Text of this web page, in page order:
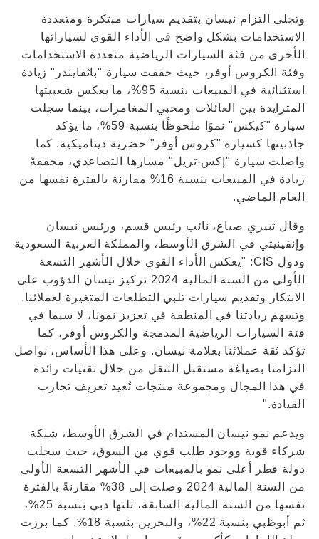
وتجلى التزام نيسان بتقديم سيارات مبتكرة ومتعددة
الاستخدامات بشكل واضح في الأداء القوي لسياراتها
الأخرى من فئة السيارات الرياضية متعددة الاستخدامات
وفئة الكروس أوفر، حيث حققت سيارة "باثفايندر" زيادة
استثنائية في المبيعات بنسبة 95%، ما يعكس شعبيتها
المتزايدة بين العائلات ومحبي المغامرات، بينما سجلت
سيارة "كيكس" نموًا ملحوظًا بنسبة 59%، ما يؤكد
جاذبيتها كسيارة "كروس أوفر" حضرية ديناميكية. كما
واصلت سيارة "إكس-تريل" مسارها التصاعدي، محققةً
زيادة في المبيعات بنسبة 16% مقارنة بالفترة نفسها من
العام الماضي.
وقال تييري صباغ، نائب رئيس قسم، ورئيس نيسان
وإنفينيتي في الشرق الأوسط، والمملكة العربية السعودية
ودول CIS: "يعكس الأداء القوي خلال الأشهر التسعة
الأولى من السنة المالية 2024 تركيز نيسان الدؤوب على
الابتكار وتقديم سيارات تلبي التطلعات المتغيرة لعملائنا.
وتسهم ريادتنا في المنطقة في تعزيز نمونا، لا سيما في
فئة السيارات الرياضية المدمجة والكروس أوفر، كما
تؤكد ثقة عملائنا بعلامة نيسان. وعلى هذا الأساس، نواصل
التزامنا بصياغة مستقبل التنقل من خلال تقنيات رائدة
في هذا المجال ومجموعة منتجات تُعيد تعريف تجارب
القيادة."
ويدعم نمو نيسان المستدام في الشرق الأوسط، شبكة
شركاء قوية ووجود طلب قوي من السوق، حيث سجلت
دولة قطر أعلى نمو بالمبيعات في الأشهر التسعة الأولى
من السنة المالية 2024 وصلت إلى 38% مقارنةً بالفترة
نفسها من السنة المالية السابقة، تلتها دبي بنسبة 25%،
ثم أبوظبي بنسبة 22%، والبحرين بنسبة 18%. كما برزت